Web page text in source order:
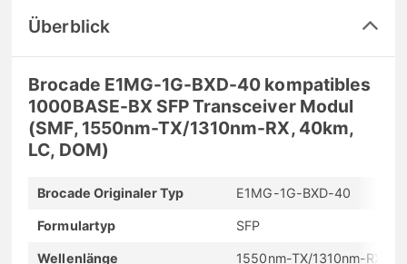
Überblick
Brocade E1MG-1G-BXD-40 kompatibles
1000BASE-BX SFP Transceiver Modul
(SMF, 1550nm-TX/1310nm-RX, 40km,
LC, DOM)
Brocade Originaler Typ E1MG-1G-BXD-40
Formulartyp SFP
Wellenlänge 1550nm-TX/1310nm-RX